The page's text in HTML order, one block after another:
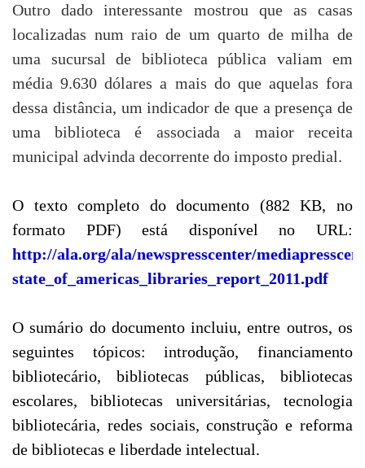
Outro dado interessante mostrou que as casas
localizadas num raio de um quarto de milha de
uma sucursal de biblioteca pública valiam em
média 9.630 dólares a mais do que aquelas fora
dessa distância, um indicador de que a presença de
uma biblioteca é associada a maior receita
municipal advinda decorrente do imposto predial.
O texto completo do documento (882 KB, no
formato PDF) está disponível no URL:
http://ala.org/ala/newspresscenter/
state_of_americas_libraries_report_2011.pdf
O sumário do documento incluiu, entre outros, os
seguintes tópicos: introdução, financiamento
bibliotecário, bibliotecas públicas, bibliotecas
escolares, bibliotecas universitárias, tecnologia
bibliotecária, redes sociais, construção e reforma
de bibliotecas e liberdade intelectual.